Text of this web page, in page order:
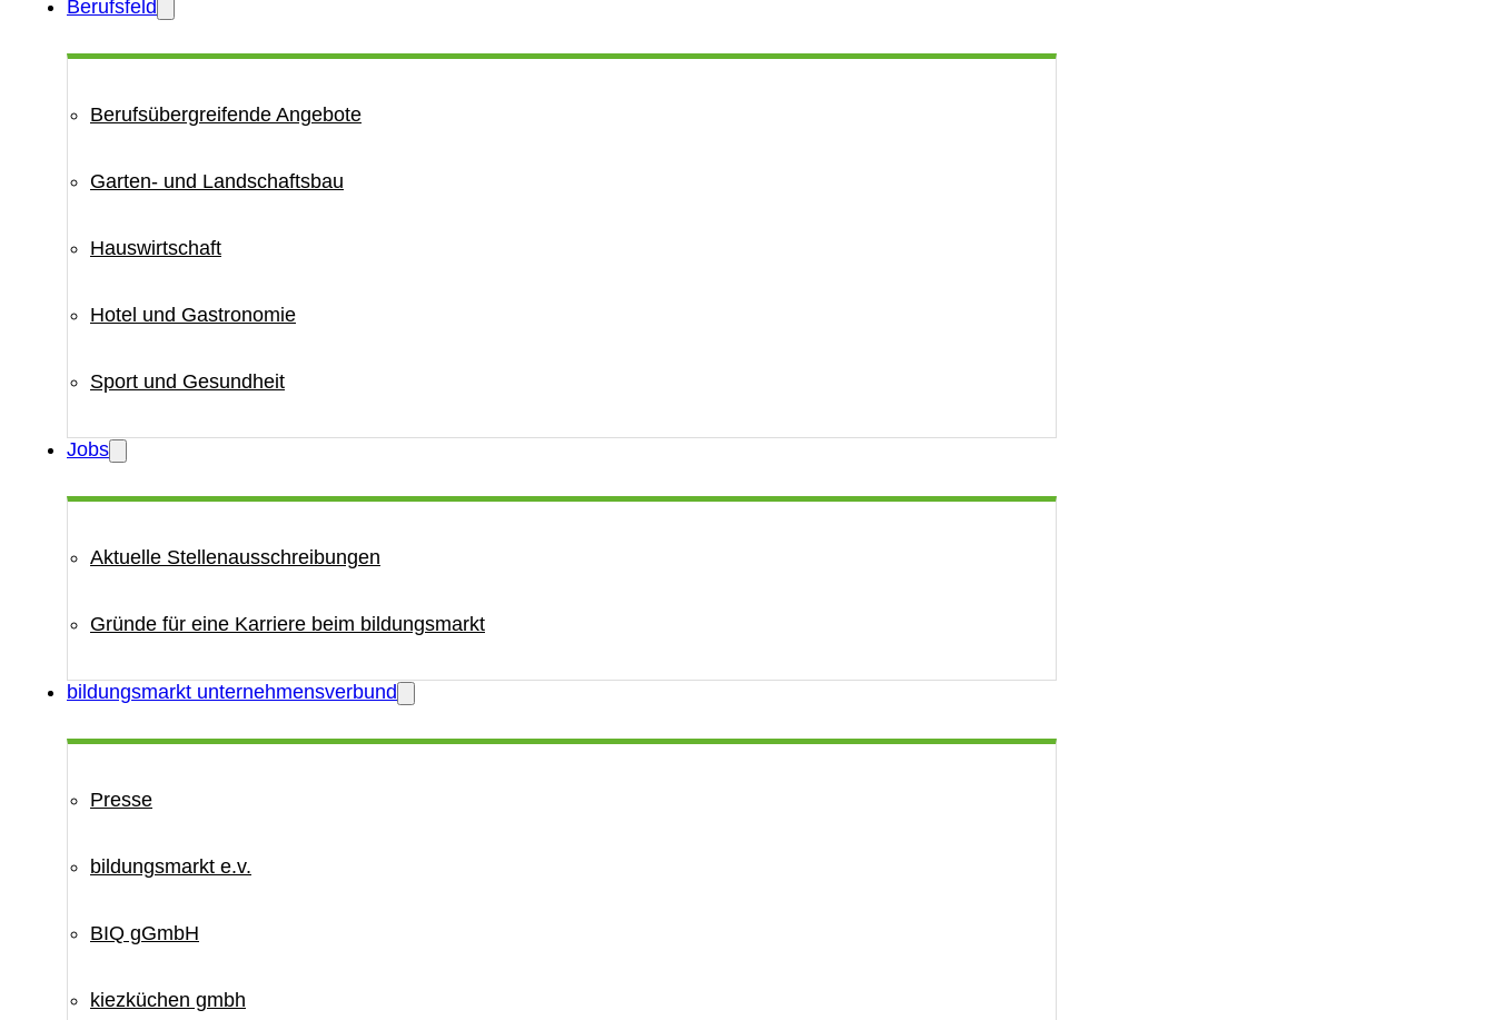
Berufsfeld
Berufsübergreifende Angebote
Garten- und Landschaftsbau
Hauswirtschaft
Hotel und Gastronomie
Sport und Gesundheit
Jobs
Aktuelle Stellenausschreibungen
Gründe für eine Karriere beim bildungsmarkt
bildungsmarkt unternehmensverbund
Presse
bildungsmarkt e.v.
BIQ gGmbH
kiezküchen gmbh